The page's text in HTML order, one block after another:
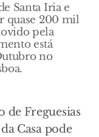
Santa Iria e
quase 200 mil
pela
está
no
de Freguesias
Casa pode